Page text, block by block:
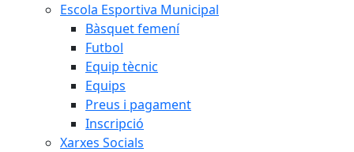
Escola Esportiva Municipal
Bàsquet femení
Futbol
Equip tècnic
Equips
Preus i pagament
Inscripció
Xarxes Socials